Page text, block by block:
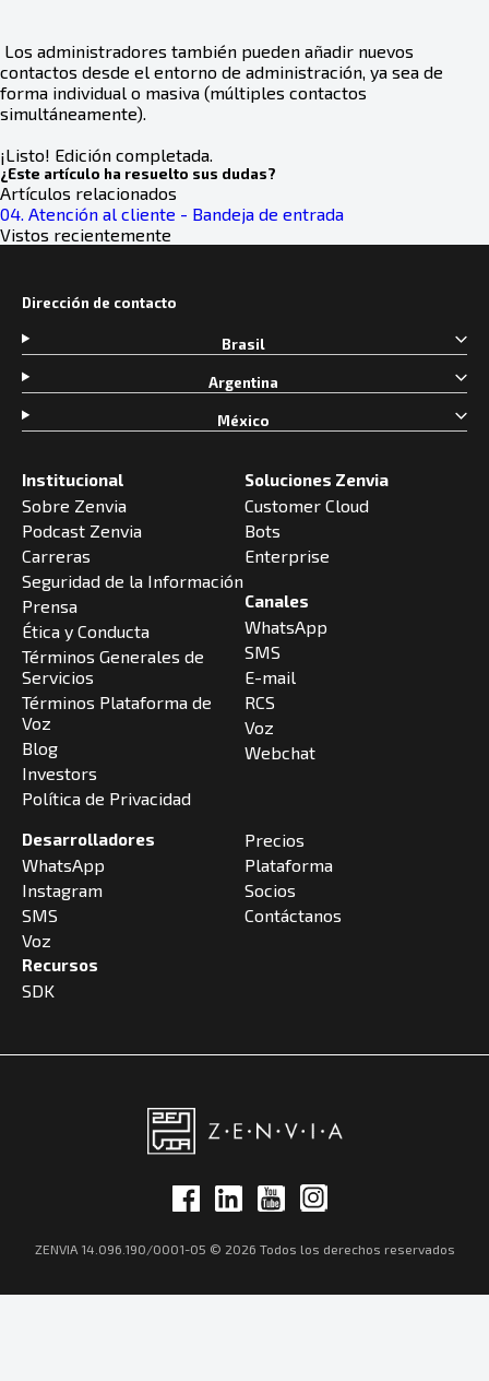
Los administradores también pueden añadir nuevos
contactos desde el entorno de administración, ya sea de
forma individual o masiva (múltiples contactos
simultáneamente).
¡Listo! Edición completada.
¿Este artículo ha resuelto sus dudas?
Artículos relacionados
04. Atención al cliente - Bandeja de entrada
Vistos recientemente
Institucional
Sobre Zenvia
Podcast Zenvia
Carreras
Seguridad de la Información
Prensa
Ética y Conducta
Términos Generales de
Servicios
Términos Plataforma de
Voz
Blog
Investors
Política de Privacidad
Soluciones Zenvia
Customer Cloud
Bots
Enterprise
Canales
WhatsApp
SMS
E-mail
RCS
Voz
Webchat
Desarrolladores
WhatsApp
Instagram
SMS
Voz
Recursos
SDK
Precios
Plataforma
Socios
Contáctanos
Dirección de contacto
Brasil
Argentina
México
ZENVIA 14.096.190/0001-05 © 2026 Todos los derechos reservados